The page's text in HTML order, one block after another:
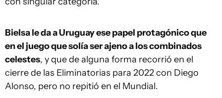
Bielsa le da a Uruguay ese papel protagónico que
en el juego que solía ser ajeno a los combinados
celestes, y que de alguna forma recorrió en el
cierre de las Eliminatorias para 2022 con Diego
Alonso, pero no repitió en el Mundial.